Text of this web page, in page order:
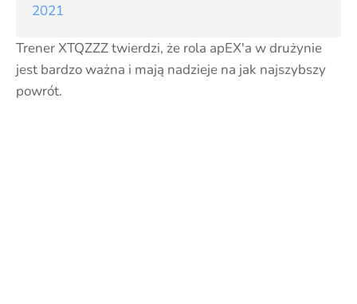
2021
Trener XTQZZZ twierdzi, że rola apEX'a w drużynie
jest bardzo ważna i mają nadzieje na jak najszybszy
powrót.